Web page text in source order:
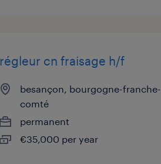
régleur cn fraisage h/f
besançon, bourgogne-franche-
comté
permanent
€35,000 per year